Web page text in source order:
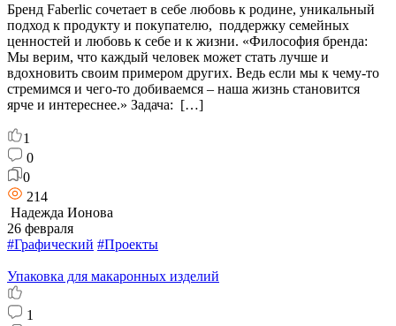
Бренд Faberlic сочетает в себе любовь к родине, уникальный
подход к продукту и покупателю, поддержку семейных
ценностей и любовь к себе и к жизни. «Философия бренда:
Мы верим, что каждый человек может стать лучше и
вдохновить своим примером других. Ведь если мы к чему-то
стремимся и чего-то добиваемся – наша жизнь становится
ярче и интереснее.» Задача: […]
1
0
0
214
Надежда Ионова
26 февраля
#Графический #Проекты
Упаковка для макаронных изделий
1